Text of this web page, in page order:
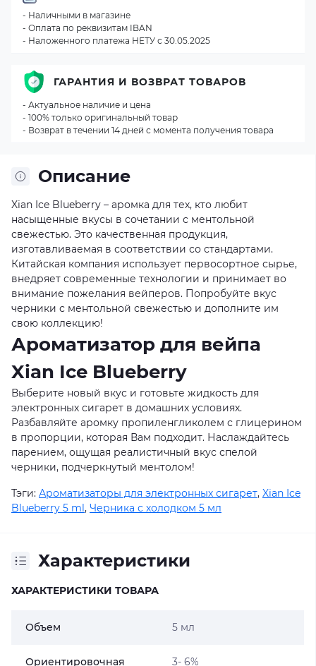
Описание
Xian Ice Blueberry – аромка для тех, кто любит
насыщенные вкусы в сочетании с ментольной
свежестью. Это качественная продукция,
изготавливаемая в соответствии со стандартами.
Китайская компания использует первосортное сырье,
внедряет современные технологии и принимает во
внимание пожелания вейперов. Попробуйте вкус
черники с ментольной свежестью и дополните им
свою коллекцию!
Ароматизатор для вейпа
Xian Ice Blueberry
Выберите новый вкус и готовьте жидкость для
электронных сигарет в домашних условиях.
Разбавляйте аромку пропиленгликолем с глицерином
в пропорции, которая Вам подходит. Наслаждайтесь
парением, ощущая реалистичный вкус спелой
черники, подчеркнутый ментолом!
Тэги: Ароматизаторы для электронных сигарет, Xian Ice
Blueberry 5 ml, Черника с холодком 5 мл
Характеристики
ХАРАКТЕРИСТИКИ ТОВАРА
Объем 5 мл
Ориентировочная 3- 6%
- Наличными в магазине
- Оплата по реквизитам IBAN
- Наложенного платежа НЕТУ с 30.05.2025
ГАРАНТИЯ И ВОЗВРАТ ТОВАРОВ
- Актуальное наличие и цена
- 100% только оригинальный товар
- Возврат в течении 14 дней с момента получения товара